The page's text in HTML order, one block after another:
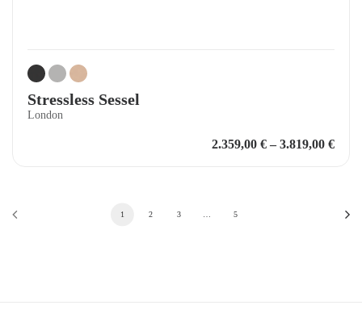
Stressless Sessel
London
2.359,00 € – 3.819,00 €
1 2 3 5